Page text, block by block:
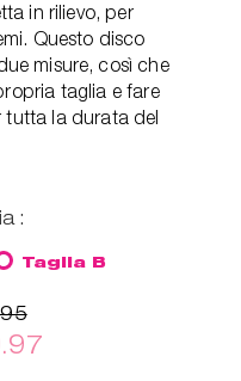
in rilievo, per
Questo disco
misure, così che
taglia e fare
tutta la durata del
:
Taglia B